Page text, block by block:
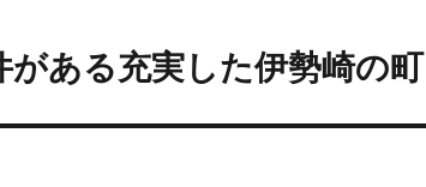
がある充実した伊勢崎の町